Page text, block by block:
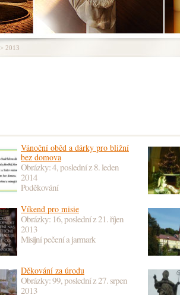
> 2013
Vánoční oběd a dárky pro bližní
bez domova
Obrázky: 4, poslední z 8. leden
2014
Poděkování
Víkend pro misie
Obrázky: 16, poslední z21. říjen
2013
Misijní pečení a jarmark
Děkování za úrodu
Obrázky: 99, poslední z27. srpen
2013